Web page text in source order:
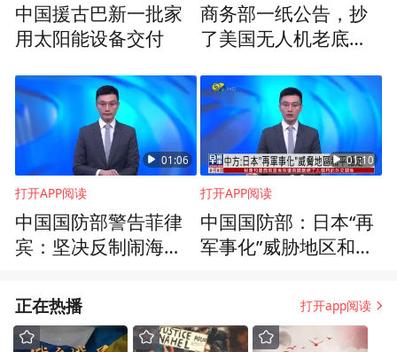
中国援古巴新一批家
用太阳能设备交付
商务部一纸公告，抄
了美国无人机老底，
国拿
01:06
打开APP阅读
中国国防部警告菲律
宾：坚决反制闹海挑
01:10
打开APP阅读
中国国防部：日本“再
军事化”威胁地区和平
正在热播 打开app阅读